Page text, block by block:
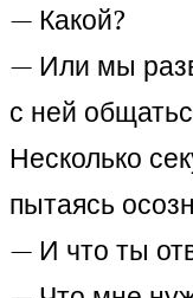
— Какой?
— Или мы
с ней
Несколько
пытаясь
— И что ты